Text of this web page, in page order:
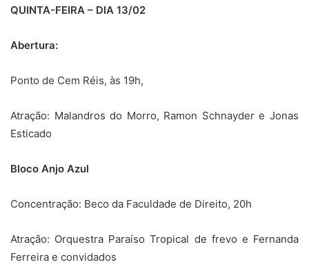
QUINTA-FEIRA – DIA 13/02
Abertura:
Ponto de Cem Réis, às 19h,
Atração: Malandros do Morro, Ramon Schnayder e Jonas
Esticado
Bloco Anjo Azul
Concentração: Beco da Faculdade de Direito, 20h
Atração: Orquestra Paraíso Tropical de frevo e Fernanda
Ferreira e convidados